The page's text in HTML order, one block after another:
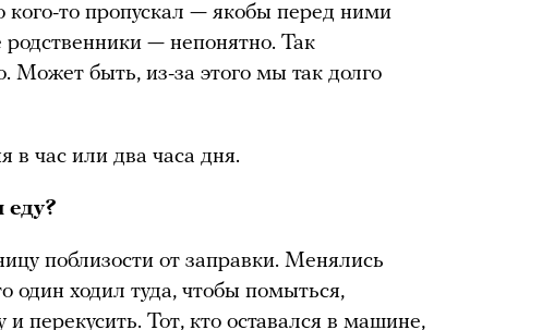
то пропускал — якобы перед ними
— непонятно. Так
Может быть, из-за этого мы так долго
в час или два часа дня.
еду?
поблизости от заправки. Менялись
один ходил туда, чтобы помыться,
и перекусить. Тот, кто оставался в машине,